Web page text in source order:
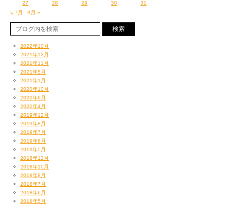
27
28 29 30
31
« 7月
9月 »
2022年10月
2021年12月
2021年11月
2021年5月
2021年1月
2020年10月
2020年6月
2020年4月
2019年12月
2019年8月
2019年7月
2019年6月
2019年5月
2018年12月
2018年10月
2018年8月
2018年7月
2018年6月
2018年5月